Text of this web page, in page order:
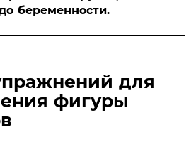
беременности.
для
фигуры